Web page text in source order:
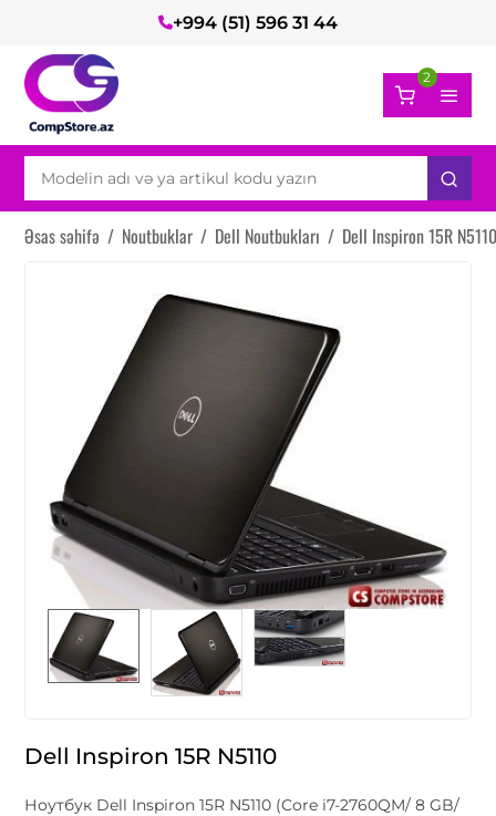
+994 (51) 596 31 44
2
Əsas səhifə / Noutbuklar / Dell Noutbukları / Dell Inspiron 15R
Dell Inspiron 15R N5110
Ноутбук Dell Inspiron 15R N5110 (Core i7-2760QM/ 8 GB/